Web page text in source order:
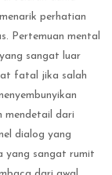
perhatian
Pertemuan mental
sangat luar
fatal jika salah
mendetail dari
dialog yang
yang sangat rumit